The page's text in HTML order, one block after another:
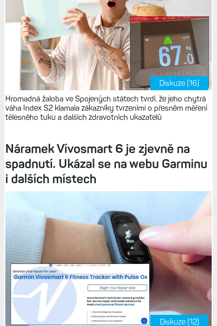
Diskuze (16)
Hromadná žaloba ve Spojených státech tvrdí, že jeho chytrá
váha Index S2 klamala zákazníky tvrzeními o přesném měření
tělesného tuku a dalších zdravotních ukazatelů
Náramek Vívosmart 6 je zjevně na
spadnutí. Ukázal se na webu Garminu
i dalších místech
Diskuze (12)